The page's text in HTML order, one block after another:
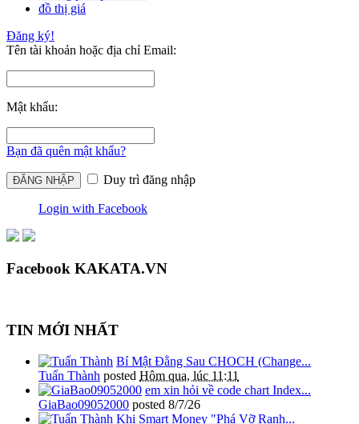
đồ thị giá
Đăng ký!
Tên tài khoản hoặc địa chỉ Email:
Mật khẩu:
Bạn đã quên mật khẩu?
Duy trì đăng nhập
Login with Facebook
Facebook KAKATA.VN
TIN MỚI NHẤT
Bí Mật Đằng Sau CHOCH (Change...
Tuấn Thành posted Hôm qua, lúc 11:11
em xin hỏi về code chart Index...
GiaBao09052000 posted 8/7/26
Khi Smart Money "Phá Vỡ Ranh...